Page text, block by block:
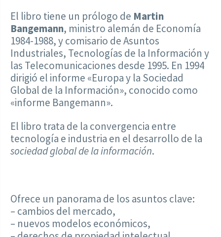
El libro tiene un prólogo de Martin
Bangemann, ministro alemán de Economía
1984-1988, y comisario de Asuntos
Industriales, Tecnologías de la Información y
las Telecomunicaciones desde 1995. En 1994
dirigió el informe «Europa y la Sociedad
Global de la Información», conocido como
«informe Bangemann».
El libro trata de la convergencia entre
tecnología e industria en el desarrollo de la
sociedad global de la información.
Ofrece un panorama de los asuntos clave:
– cambios del mercado,
– nuevos modelos económicos,